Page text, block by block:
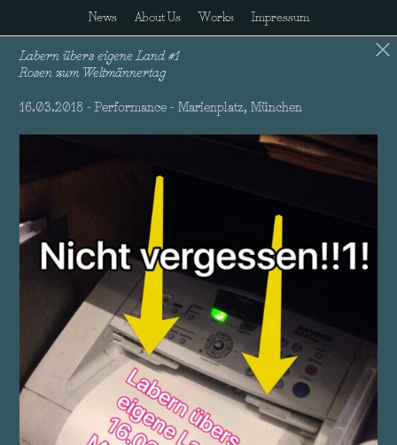
Labern übers eigene Land #1
Rosen zum Weltmännertag
16.03.2018 - Performance - Marienplatz, München
News About Us Works Impressum